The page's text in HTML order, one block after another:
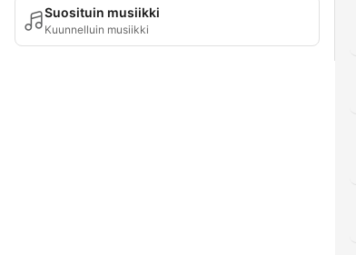
Suosituin musiikki
Kuunnelluin musiikki